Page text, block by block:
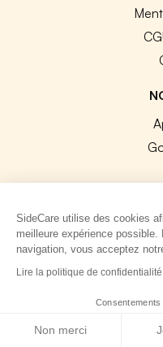
© 2026
SideCare utilise des cookies
meilleure expérience possible.
navigation, vous acceptez
Lire la politique de confidentialité
Non merci